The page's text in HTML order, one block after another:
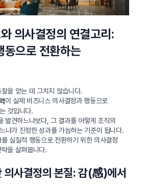
의사결정의 연결고리:
동으로 전환하는
을 얻는 데 그치지 않습니다.
이 실제 비즈니스 의사결정과 행동으로
것입니다.
발견하느냐보다, 그 결과를 어떻게 조직의
냐가 진정한 성과를 가늠하는 기준이 됩니다.
실질적 행동으로 전환하기 위한 의사결정
을 살펴봅니다.
의사결정의 본질: 감(感)에서